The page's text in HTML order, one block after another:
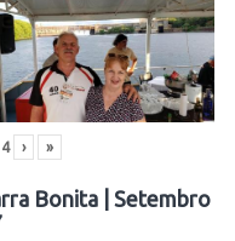
4 › »
Bonita | Setembro